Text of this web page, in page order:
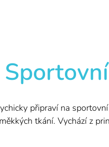
připraví na
tkání. Vychází z